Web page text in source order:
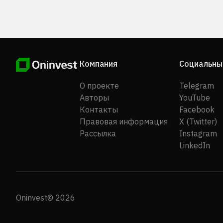
Компания
О проекте
Авторы
Контакты
Правовая информация
Рассылка
Telegram
YouTube
Facebook
X (Twitter)
Instagram
LinkedIn
Oninvest© 2026